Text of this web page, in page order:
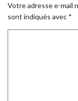
Votre adresse e-mail
sont indiqués avec *